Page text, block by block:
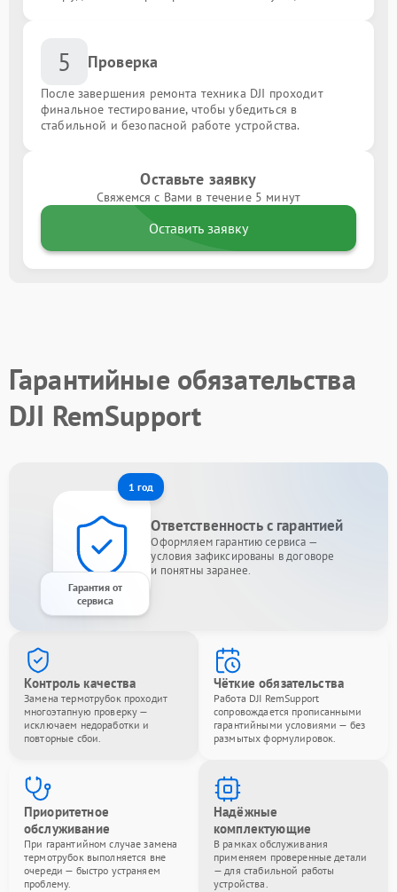
5 Проверка
После завершения ремонта техника DJI проходит
финальное тестирование, чтобы убедиться в
стабильной и безопасной работе устройства.
Оставьте заявку
Свяжемся с Вами в течение 5 минут
Оставить заявку
Гарантийные обязательства
DJI RemSupport
1 год
Гарантия от
сервиса
Ответственность с гарантией
Оформляем гарантию сервиса —
условия зафиксированы в договоре
и понятны заранее.
Контроль качества
Замена термотрубок проходит
многоэтапную проверку —
исключаем недоработки и
повторные сбои.
Чёткие обязательства
Работа DJI RemSupport
сопровождается прописанными
гарантийными условиями — без
размытых формулировок.
Приоритетное
обслуживание
При гарантийном случае замена
термотрубок выполняется вне
очереди — быстро устраняем
проблему.
Надёжные
комплектующие
В рамках обслуживания
применяем проверенные детали
— для стабильной работы
устройства.